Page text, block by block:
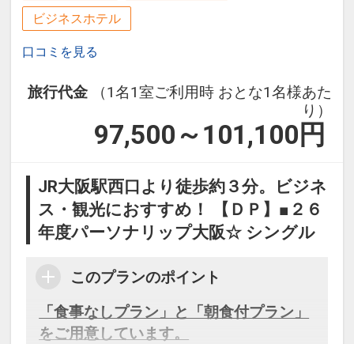
ビジネスホテル
口コミを見る
旅行代金
（1名1室ご利用時 おとな1名様あた
り）
97,500～101,100 円
JR大阪駅西口より徒歩約３分。ビジネ
ス・観光におすすめ！ 【ＤＰ】■２６
年度パーソナリップ大阪☆ シングル
このプランのポイント
「食事なしプラン」と「朝食付プラン」
をご用意しています。